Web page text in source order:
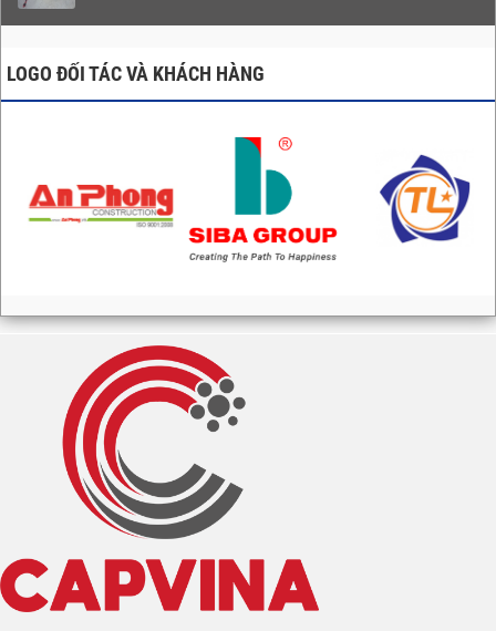
LOGO ĐỐI TÁC VÀ KHÁCH HÀNG